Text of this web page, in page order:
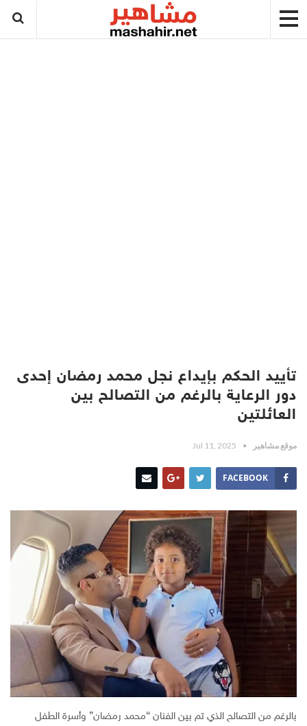
تأييد الحكم بإيداع نجل محمد رمضان إحدى
دور الرعاية بالرغم من التصالح بين
العائلتين
موقع مشاهير Jul 11, 2025
FACEBOOK
بالرغم من التصالح الذي تم بين الفنان “محمد رمضان” وأسرة الطفل